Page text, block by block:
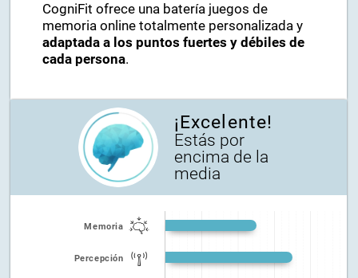
CogniFit ofrece una batería juegos de
memoria online totalmente personalizada y
adaptada a los puntos fuertes y débiles de
cada persona.
¡Excelente!
Estás por
encima de la
media
Memoria
Percepción